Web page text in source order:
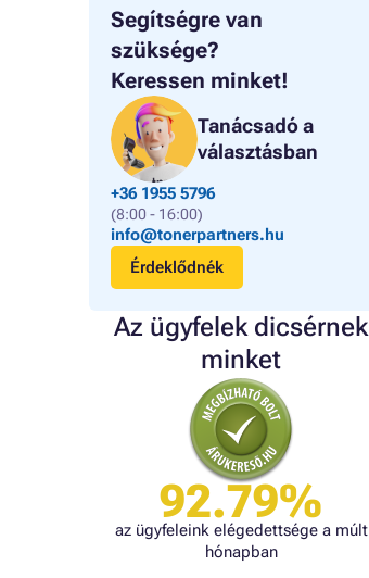
Segítségre van
szüksége?
Keressen minket!
Tanácsadó a
választásban
+36 1955 5796
(8:00 - 16:00)
info@tonerpartners.hu
Érdeklődnék
Az ügyfelek dicsérnek
minket
92.79%
az ügyfeleink elégedettsége a múlt
hónapban